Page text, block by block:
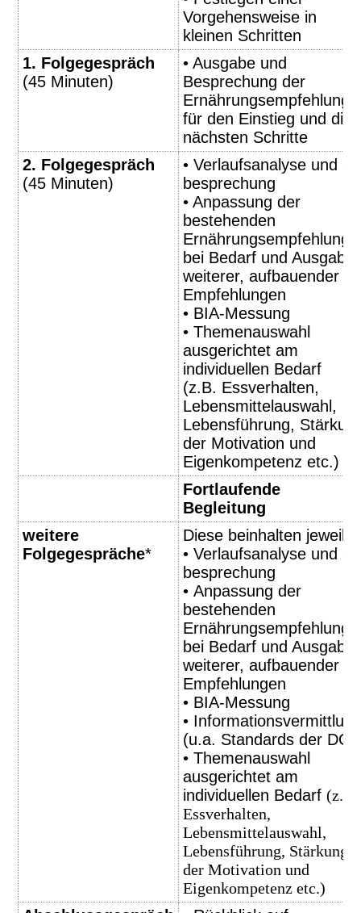
Vorgehensweise in
kleinen Schritten
1. Folgegespräch
(45 Minuten)
• Ausgabe und
Besprechung der
für den Einstieg und die
nächsten Schritte
2. Folgegespräch
(45 Minuten)
•Verlaufsanalyse und -
besprechung
•Anpassung der
bestehenden
bei Bedarf und Ausgabe
weiterer, aufbauender
Empfehlungen
• BIA-Messung
• Themenauswahl
ausgerichtet am
individuellen Bedarf
(z.B. Essverhalten,
Lebensmittelauswahl,
Lebensführung,
der Motivation und
Eigenkompetenz etc.)
Fortlaufende
Begleitung
weitere
Folgegespräche*
Diese beinhalten jeweils:
• Verlaufsanalyse und -
besprechung
• Anpassung der
bestehenden
bei Bedarf und Ausgabe
weiterer, aufbauender
Empfehlungen
• BIA-Messung
•
(u.a. Standards der
• Themenauswahl
ausgerichtet am
individuellen Bedarf(z.B.
Essverhalten,
Lebensmittelauswahl,
Lebensführung, Stärkung
der Motivation und
Eigenkompetenz etc.)